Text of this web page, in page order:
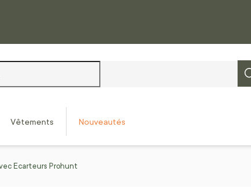
Vêtements Nouveautés
Ecarteurs Prohunt